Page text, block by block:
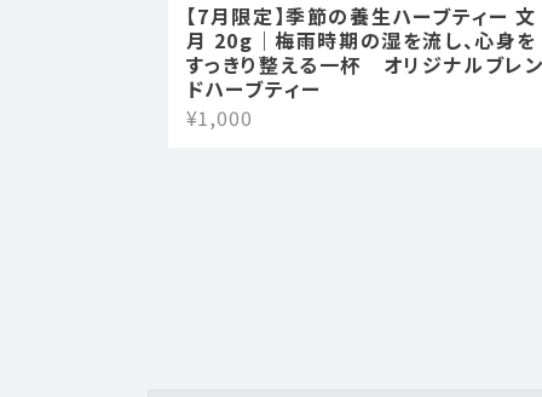
【7月限定】季節の養生ハーブティー 文
月 20g｜梅雨時期の湿を流し、心身を
すっきり整える一杯 オリジナルブレン
ドハーブティー
¥1,000